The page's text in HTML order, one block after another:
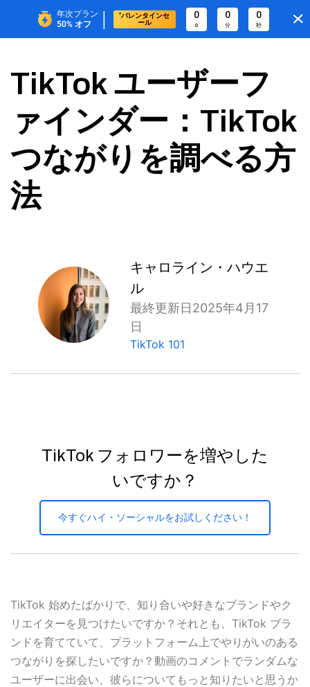
年次プラン
50% オフ |
"バレンタインセ
ール
0
0
0
分
0
秒
TikTok ユーザーフ
ァインダー：TikTok
つながりを調べる方
法
キャロライン・ハウエ
ル
最終更新日2025年4月17
日
TikTok 101
TikTok フォロワーを増やした
いですか？
今すぐハイ・ソーシャルをお試しください！
TikTok 始めたばかりで、知り合いや好きなブランドやク
リエイターを見つけたいですか？それとも、TikTok ブラ
ンドを育てていて、プラットフォーム上でやりがいのある
つながりを探したいですか？動画のコメントでランダムな
ユーザーに出会い、彼らについてもっと知りたいと思うか